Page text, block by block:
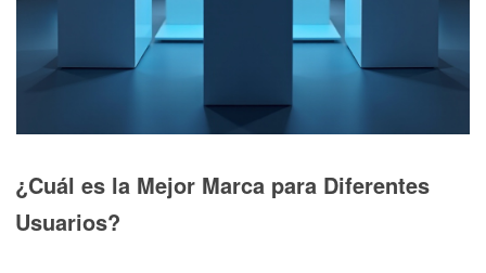
¿Cuál es la Mejor Marca para Diferentes
Usuarios?